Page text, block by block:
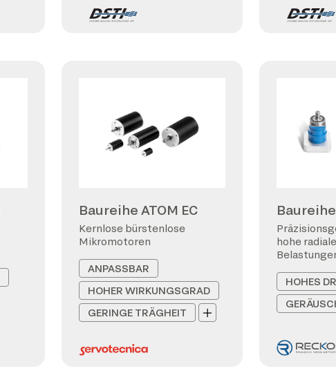
Baureihe ATOM EC
Kernlose bürstenlose
Mikromotoren
ANPASSBAR
HOHER WIRKUNGSGRAD
GERINGE TRÄGHEIT
hohe
HOHES